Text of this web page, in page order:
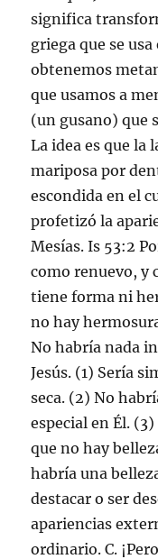
significa
griega que se
obtenemos
que usamos a
(un gusano) que
La idea es que la
mariposa por
escondida en el
profetizó la
Mesías. Is 53:2
como renuevo, y
tiene forma ni
no hay
No habría nada
Jesús. (1) Sería
seca. (2) No
especial en Él.
que no hay
habría una
destacar o ser
apariencias
ordinario. C.